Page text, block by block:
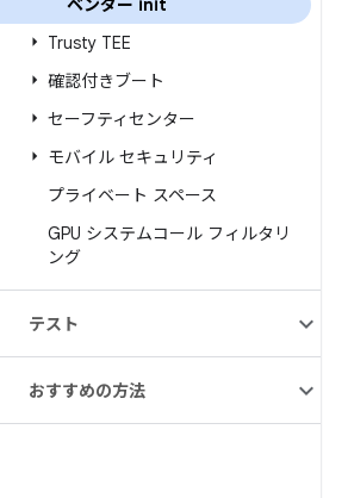
ベンダー init
Trusty TEE
確認付きブート
セーフティセンター
モバイル セキュリティ
プライベート スペース
GPU システムコール フィルタリ
ング
テスト
おすすめの方法